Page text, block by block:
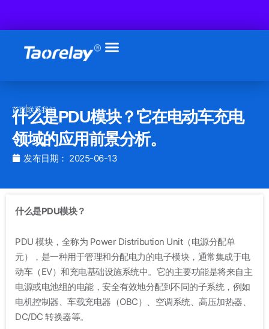
首页联系我们
什么是PDU模块？它在电动车充电
领域的应用前景分析。
发布日期： 2025-06-13
什么是PDU模块？
PDU 模块，全称为 Power Distribution Unit（电源分配单
元），是一种用于管理和分配电力的电子模块，通常集成于电
动车（EV）和充电基础设施系统中。它的主要功能是将来自主
电源或电池组的电能，安全有效地分配到不同的子系统，例如
电机控制器、车载充电器（OBC）、空调系统、高压加热器、
DC/DC 转换器等。